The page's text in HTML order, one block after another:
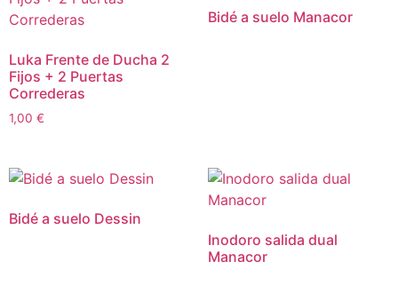
Luka Frente de Ducha 2
Fijos + 2 Puertas
Correderas
1,00 €
Bidé a suelo Manacor
Bidé a suelo Dessin
Inodoro salida dual
Manacor